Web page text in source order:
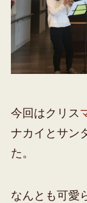
今回はクリス
ナカイとサン
た。
なんとも可愛